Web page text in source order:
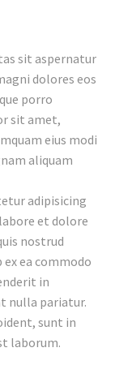
sit aspernatur
dolores eos
porro
sit amet,
eius modi
aliquam
adipisicing
et dolore
nostrud
ea commodo
in
nulla pariatur.
sunt in
laborum.